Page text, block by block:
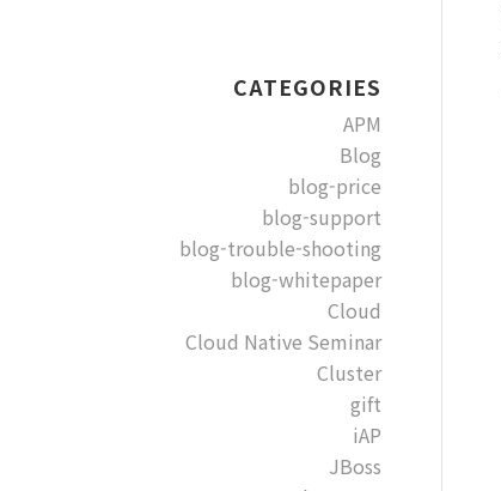
CATEGORIES
APM
Blog
blog-price
blog-support
blog-trouble-shooting
blog-whitepaper
Cloud
Cloud Native Seminar
Cluster
gift
iAP
JBoss